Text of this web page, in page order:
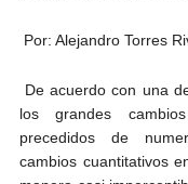
Por: Alejandro Torres
De acuerdo con una
los grandes
precedidos de
cambios cuantitativos